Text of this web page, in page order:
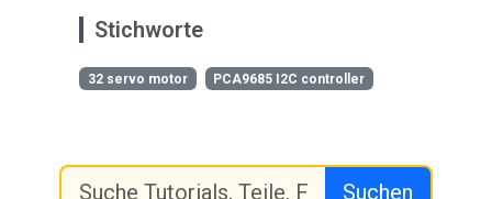
Stichworte
32 servo motor PCA9685 I2C controller
Suchen